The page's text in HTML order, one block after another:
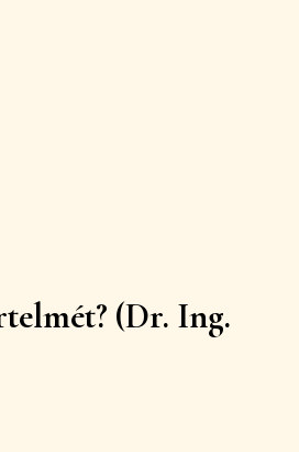
(Dr. Ing.